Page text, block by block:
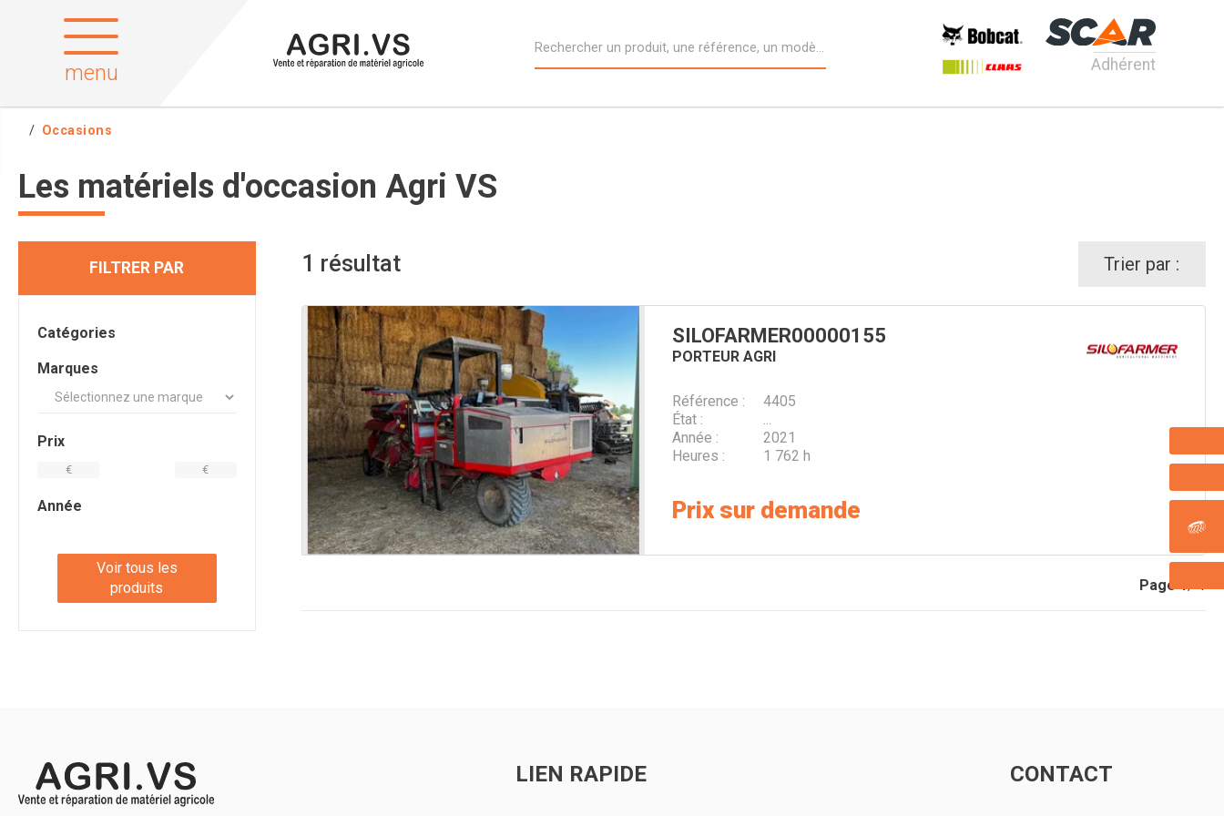
menu Adhérent
Occasions
Les matériels d'occasion Agri VS
FILTRER PAR
Catégories
Marques
Prix
€ €
Année
Voir tous les
produits
1 résultat Trier par :
PORTEUR AGRI
SILOFARMER00000155
Référence
4405
État
...
Année
2021
Heures
1 762 h
Prix sur demande
Page
LIEN RAPIDE CONTACT